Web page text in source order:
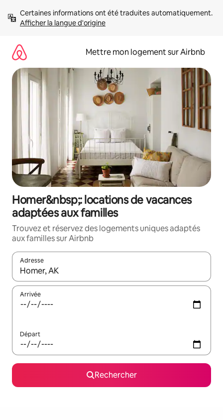
directement
Afficher la langue d'origine
Mettre mon logement sur Airbnb
Homer&nbsp;: locations de vacances
adaptées aux familles
Trouvez et réservez des logements uniques adaptés
aux familles sur Airbnb
Adresse
Lorsque les résultats s'affichent, utilisez les flèches vers le
Arrivée
Départ
Rechercher